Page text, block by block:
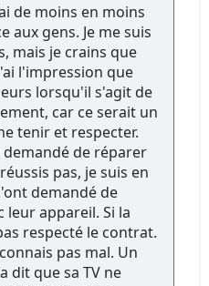
de moins en moins
aux gens. Je me suis
mais je crains que
l'impression que
lorsqu'il s'agit de
car ce serait un
tenir et respecter.
de réparer
pas, je suis en
demandé de
appareil. Si la
respecté le contrat.
pas mal. Un
dit que sa TV ne